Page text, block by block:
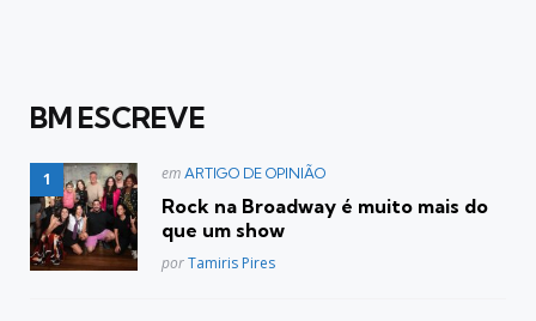
BM ESCREVE
Postado
em ARTIGO DE OPINIÃO
Rock na Broadway é muito mais do
que um show
Posted
porTamiris Pires